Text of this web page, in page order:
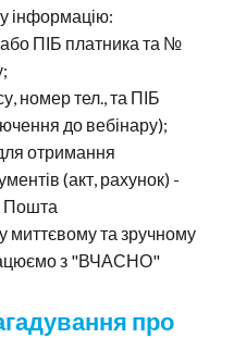
інформацію:
або ПІБ платника та №
номер тел., та ПІБ
до вебінару);
отримання
(акт, рахунок) -
Пошта
миттєвому та зручному
з "ВЧАСНО"
про